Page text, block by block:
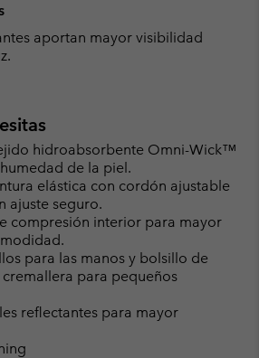
aportan mayor visibilidad
hidroabsorbente Omni-Wick™
de la piel.
elástica con cordón ajustable
ajuste seguro.
compresión interior para mayor
para las manos y bolsillo de
para pequeños
reflectantes para mayor